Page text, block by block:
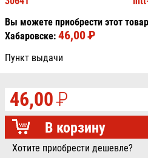
Вы можете приобрести этот
Хабаровске: 46,00PУБ.
Пункт выдачи
46,00P
УБ.
В корзину
Хотите приобрести дешевле?